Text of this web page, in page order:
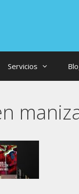
Servicios